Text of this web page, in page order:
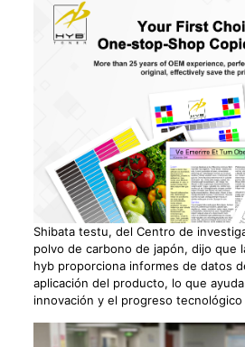
Shibata testu, del Centro de
polvo de carbono de japón, dijo que
hyb proporciona informes de datos
aplicación del producto, lo que
innovación y el progreso tecnológico